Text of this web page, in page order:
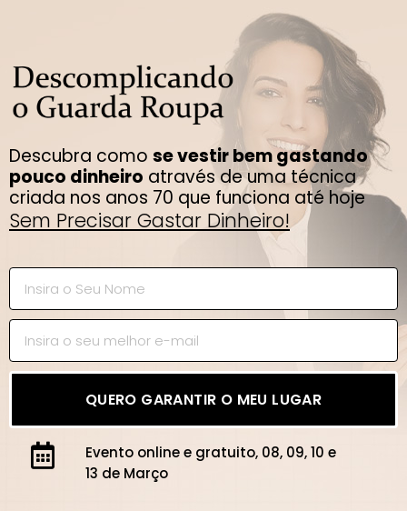
Descubra como se vestir bem gastando
pouco dinheiro através de uma técnica
criada nos anos 70 que funciona até hoje
Sem Precisar Gastar Dinheiro!
QUERO GARANTIR O MEU LUGAR
Evento online e gratuito, 08, 09, 10 e
13 de Março